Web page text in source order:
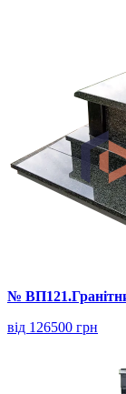
№
від 126500 грн